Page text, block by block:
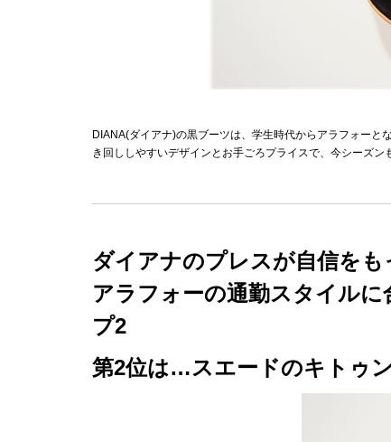
DIANA(ダイアナ)の黒ブーツは、学生時代からアラフォー
き回ししやすいデザインとお手ごろプライスで、今シーズン
ダイアナのプレスが自信をも
アラフォーの通勤スタイル
プ2
第2位は…スエードのキトゥ